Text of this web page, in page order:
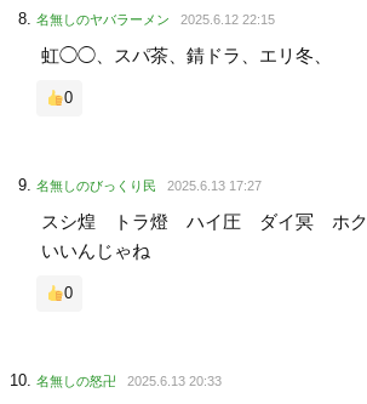
名無しのヤバラーメン 2025.6.12 22:15
虹◯◯、スパ茶、錆ドラ、エリ冬、
0
名無しのびっくり民 2025.6.13 17:27
スシ煌 トラ燈 ハイ圧 ダイ冥 ホ
いいんじゃね
0
名無しの怒卍 2025.6.13 20:33